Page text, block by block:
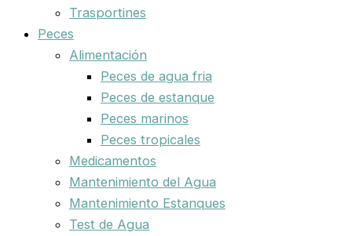
Trasportines
Peces
Alimentación
Peces de agua fria
Peces de estanque
Peces marinos
Peces tropicales
Medicamentos
Mantenimiento del Agua
Mantenimiento Estanques
Test de Agua